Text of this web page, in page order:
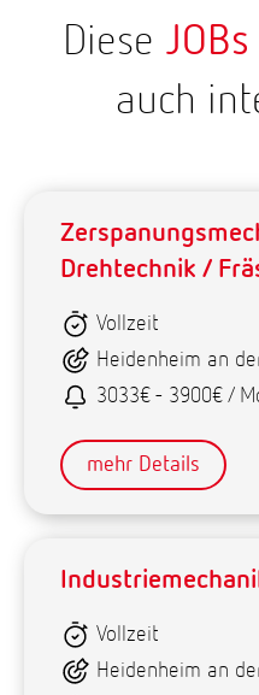
Diese JOBs
auch
Drehtechnik /
Vollzeit
Heidenheim an
3033€ - 3900€ /
mehr Details
Vollzeit
Heidenheim an